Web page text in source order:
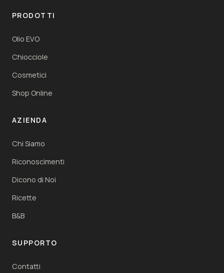
PRODOTTI
Olio EVO
Chiocciole
Cosmetici
Shop Online
AZIENDA
Chi Siamo
Riconoscimenti
Dicono di Noi
Ricette
B&B
SUPPORTO
Contatti